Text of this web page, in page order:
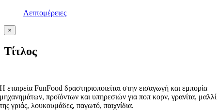
Λεπτομέρειες
Κλείσιμο
γρήγορης
προϊόντος
×
Τίτλος
Η εταιρεία FunFood δραστηριοποιείται στην εισαγωγή και εμπορία
μηχανημάτων, προϊόντων και υπηρεσιών για ποπ κορν, γρανίτα, μαλλί
της γριάς, λουκουμάδες, παγωτό, παιχνίδια.